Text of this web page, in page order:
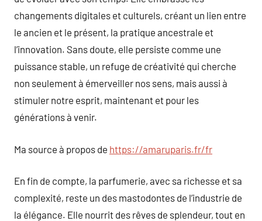
changements digitales et culturels, créant un lien entre
le ancien et le présent, la pratique ancestrale et
l’innovation. Sans doute, elle persiste comme une
puissance stable, un refuge de créativité qui cherche
non seulement à émerveiller nos sens, mais aussi à
stimuler notre esprit, maintenant et pour les
générations à venir.
Ma source à propos de https://amaruparis.fr/fr
En fin de compte, la parfumerie, avec sa richesse et sa
complexité, reste un des mastodontes de l’industrie de
la élégance. Elle nourrit des rêves de splendeur, tout en